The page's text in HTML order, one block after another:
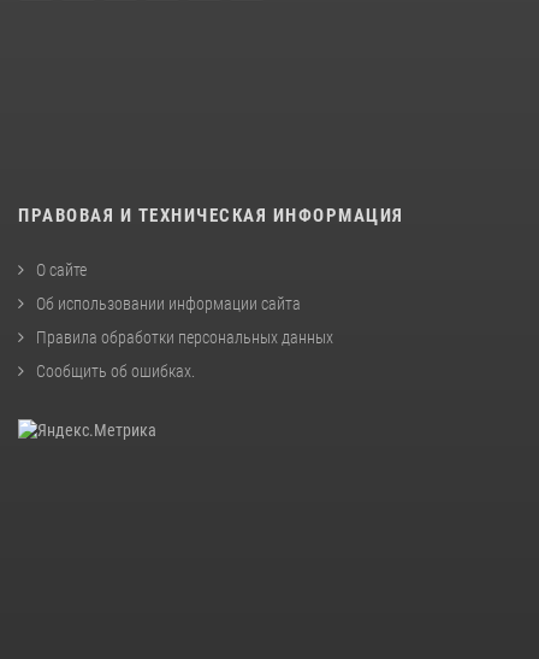
ПРАВОВАЯ И ТЕХНИЧЕСКАЯ ИНФОРМАЦИЯ
О сайте
Об использовании информации сайта
Правила обработки персональных данных
Сообщить об ошибках